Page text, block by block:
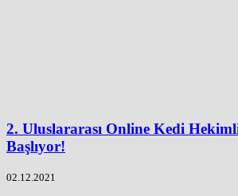
2. Uluslararası Online Kedi
Başlıyor!
02.12.2021